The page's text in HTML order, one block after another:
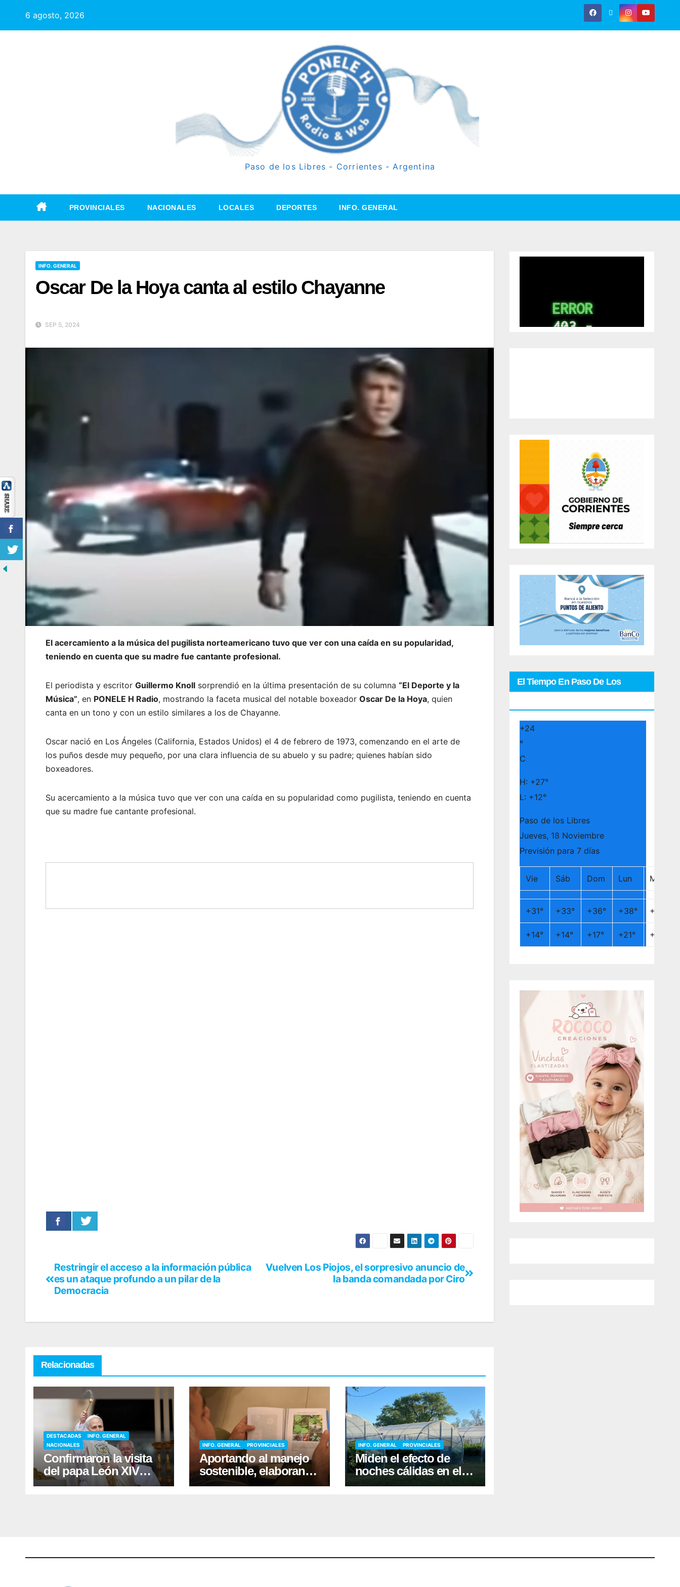
6 agosto, 2026
Paso de los Libres - Corrientes - Argentina
PROVINCIALES NACIONALES LOCALES DEPORTES INFO. GENERAL
INFO. GENERAL
Oscar De la Hoya canta al estilo Chayanne
SEP 5, 2024
El acercamiento a la música del pugilista norteamericano tuvo que ver con una caída en su popularidad,
teniendo en cuenta que su madre fue cantante profesional.
El periodista y escritor Guillermo Knoll sorprendió en la última presentación de su columna “El Deporte y la
Música”, en PONELE H Radio, mostrando la faceta musical del notable boxeador Oscar De la Hoya, quien
canta en un tono y con un estilo similares a los de Chayanne.
Oscar nació en Los Ángeles (California, Estados Unidos) el 4 de febrero de 1973, comenzando en el arte de
los puños desde muy pequeño, por una clara influencia de su abuelo y su padre; quienes habían sido
boxeadores.
Su acercamiento a la música tuvo que ver con una caída en su popularidad como pugilista, teniendo en cuenta
que su madre fue cantante profesional.
Vuelven Los Piojos, el sorpresivo anuncio de
la banda comandada por Ciro
Restringir el acceso a la información pública
es un ataque profundo a un pilar de la
Democracia
Relacionadas
DESTACADAS
INFO. GENERAL
NACIONALES
Confirmaron la visita
del papa León XIV
para noviembre a la
INFO. GENERAL PROVINCIALES
Aportando al manejo
sostenible, elaboran
guía para identificar
INFO. GENERAL PROVINCIALES
Miden el efecto de
noches cálidas en el
rendimiento de la soja
El Tiempo En Paso De Los
+24
°
C
H: +27°
L: +12°
Paso de los Libres
Jueves, 18 Noviembre
Previsión para 7 días
Vie Sáb Dom Lun Mar
+31° +33° +36° +38° +
+14° +14° +17° +21° +